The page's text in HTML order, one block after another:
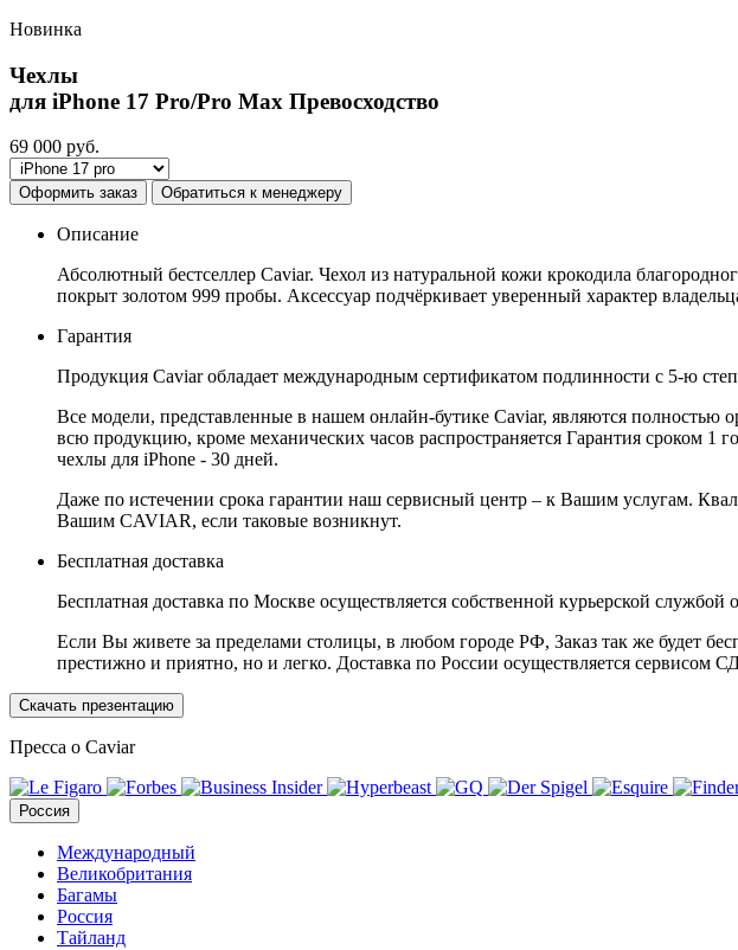
Новинка
Чехлы
для iPhone 17 Pro/Pro Max Превосходство
69 000 руб.
Оформить заказ Обратиться к менеджеру
Описание
Абсолютный бестселлер Caviar. Чехол из натуральной кожи крокодила
покрыт золотом 999 пробы. Аксессуар подчёркивает уверенный характер
Гарантия
Продукция Caviar обладает международным сертификатом подлинности с 5-ю
Все модели, представленные в нашем онлайн-бутике Caviar, являются
всю продукцию, кроме механических часов распространяется Гарантия сроком 1
чехлы для iPhone - 30 дней.
Даже по истечении срока гарантии наш сервисный центр – к Вашим услугам.
Вашим CAVIAR, если таковые возникнут.
Бесплатная доставка
Бесплатная доставка по Москве осуществляется собственной курьерской
Если Вы живете за пределами столицы, в любом городе РФ, Заказ так же будет
престижно и приятно, но и легко. Доставка по России осуществляется сервисом
Скачать презентацию
Пресса о Caviar
Россия
Международный
Великобритания
Багамы
Россия
Тайланд